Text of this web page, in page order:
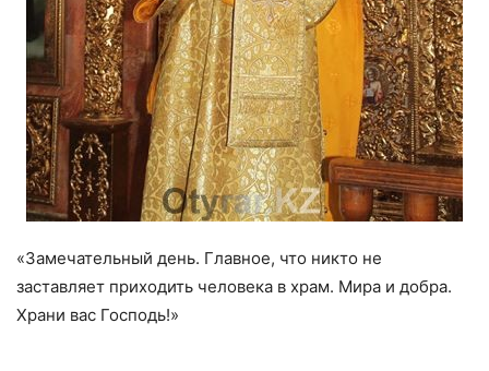
«Замечательный день. Главное, что никто не
заставляет приходить человека в храм. Мира и добра.
Храни вас Господь!»